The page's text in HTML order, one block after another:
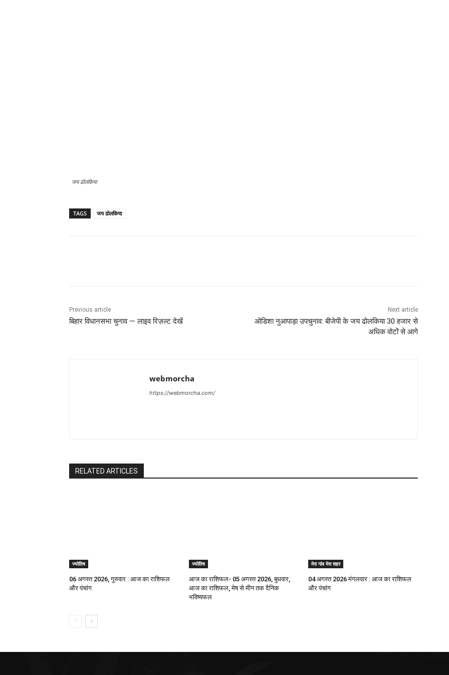
जय ढोलकिया
TAGS जय ढोलकिया
Previous article
बिहार विधानसभा चुनाव — लाइव रिज़ल्ट देखें
Next article
ओडिशा नुआपाड़ा उपचुनाव: बीजेपी के जय ढोलकिया 30 हजार से
अधिक वोटों से आगे
webmorcha
https://webmorcha.com/
RELATED ARTICLES
ज्योतिष
06 अगस्त 2026, गुरुवार : आज का राशिफल
और पंचांग
ज्योतिष
आज का राशिफल- 05 अगस्त 2026, बुधवार,
आज का राशिफल, मेष से मीन तक दैनिक
भविष्यफल
मेरा गांव मेरा शहर
04 अगस्त 2026 मंगलवार : आज का राशिफल
और पंचांग